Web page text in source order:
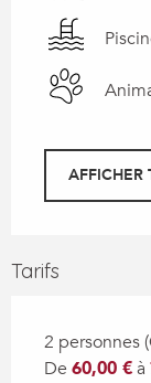
AFFICHER
Tarifs
2 personnes
De 60,00 €à